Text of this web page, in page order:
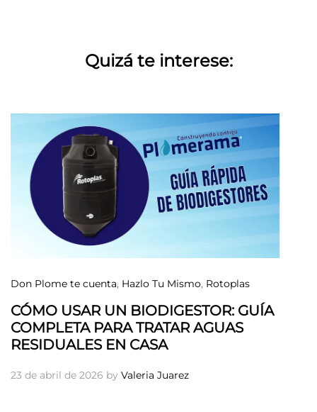
Quizá te interese:
Don Plome te cuenta, Hazlo Tu Mismo, Rotoplas
CÓMO USAR UN BIODIGESTOR: GUÍA
COMPLETA PARA TRATAR AGUAS
RESIDUALES EN CASA
23 de abril de 2026 by Valeria Juarez